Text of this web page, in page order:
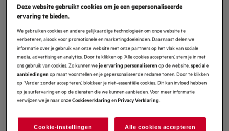
Deze website gebruikt cookies om je een gepersonaliseerde
ervaring te bieden.
We gebruiken cookies en andere gelijkaardige technologieën om onze website te
verbeteren, alsook voor promotionele en marketingdoeleinden. Daarnaast delen we
informatie over je gebruik van onze website met onze partners op het vlak van sociale
media, advertising en analytics. Door te klikken op ‘Alle cookies accepteren’, stem je in met
ons gebruik van cookies. Zo kunnen weje ervaring personaliseren op de website,speciale
aanbiedingen op maat voorstellen en je gepersonaliseerde reclame tonen. Door te klikken
op ‘Verder zonder accepteren’, blokkeer je niet-essentiële cookies. Dit kan invloed hebben
op je surfervaring en op de diensten die we kunnen aanbieden. Voor meer informatie
verwijzen we je naar onzeCookieverklaringenPrivacy Verklaring.
Cookie-instellingen Alle cookies accepteren